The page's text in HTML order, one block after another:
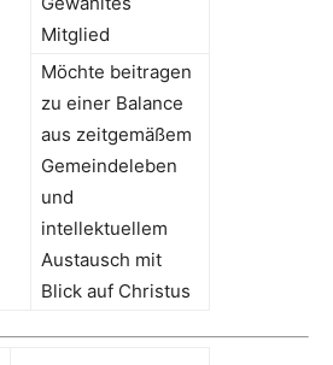
Mitglied
Möchte beitragen
zu einer Balance
aus zeitgemäßem
Gemeindeleben
und
intellektuellem
Austausch mit
Blick auf Christus